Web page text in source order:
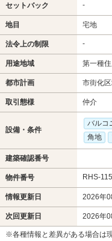
セットバック -
地目 宅地
法令上の制限 -
用途地域 第一種
都市計画 市街化
取引態様 仲介
設備・条件
バルコ
角地
建築確認番号
物件番号 RHS-
情報更新日 2026年
次回更新日 2026年
※各種情報と差異がある場合は